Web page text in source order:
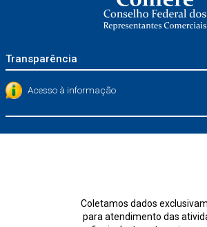
Transparência
Acesso à informação
Coletamos dados
para atendimento das